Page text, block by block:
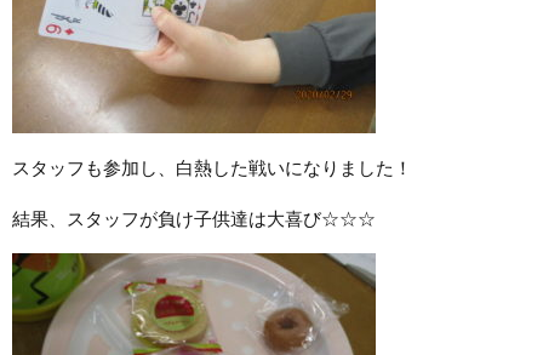
スタッフも参加し、白熱した戦いになりました！
結果、スタッフが負け子供達は大喜び☆☆☆